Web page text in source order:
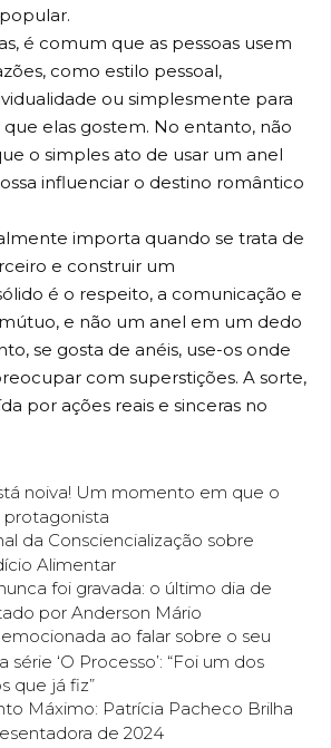
é comum que as pessoas usem
como estilo pessoal,
ou simplesmente para
que elas gostem. No entanto, não
o simples ato de usar um anel
influenciar o destino romântico
importa quando se trata de
e construir um
é o respeito, a comunicação e
e não um anel em um dedo
se gosta de anéis, use-os onde
com superstições. A sorte,
por ações reais e sinceras no
noiva! Um momento em que o
protagonista
da Consciencialização sobre
Alimentar
foi gravada: o último dia de
por Anderson Mário
ao falar sobre o seu
‘O Processo’: “Foi um dos
que já fiz”
Máximo: Patrícia Pacheco Brilha
de 2024